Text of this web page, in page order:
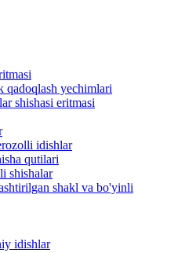
yechimlari
shishasi eritmasi
idishlar
qutilari
shishalar
shakl va bo'yinli
idishlar